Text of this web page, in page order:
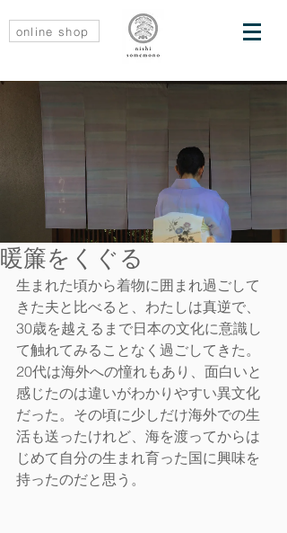
online shop
暖簾をくぐる
生まれた頃から着物に囲まれ過ごして
きた夫と比べると、わたしは真逆で、
30歳を越えるまで日本の文化に意識し
て触れてみることなく過ごしてきた。
20代は海外への憧れもあり、面白いと
感じたのは違いがわかりやすい異文化
だった。その頃に少しだけ海外での生
活も送ったけれど、海を渡ってからは
じめて自分の生まれ育った国に興味を
持ったのだと思う。